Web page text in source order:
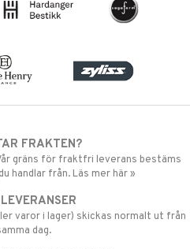
FRAKTEN?
gräns för fraktfri leverans bestäms
handlar från. Läs mer här »
varor i lager) skickas normalt ut från
dag.